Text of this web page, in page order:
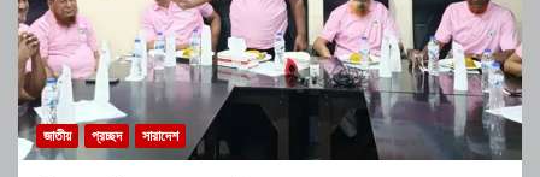
জাতীয় প্রচ্ছদ সারাদেশ